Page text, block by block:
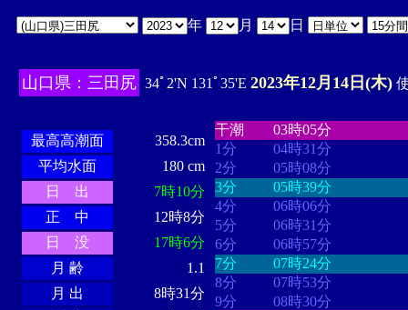
年 月 日
山口県：三田尻 34ﾟ2'N 131ﾟ35'E 2023年12月14日(木)
最高高潮面
358.3cm
平均水面
180 cm
日 出
7時10分
正 中
12時8分
日 没
17時6分
月 齢
1.1
月 出
8時31分
干潮
03時05分
1分
04時31分
2分
05時08分
3分
05時39分
4分
06時06分
5分
06時31分
6分
06時57分
7分
07時24分
8分
07時53分
9分
08時30分